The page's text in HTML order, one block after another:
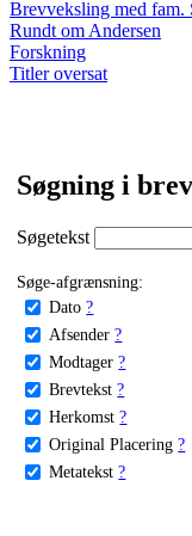
Brevveksling med fam.
Rundt om Andersen
Forskning
Titler oversat
Søgning i
Søgetekst
Søge-afgrænsning:
Dato ?
Afsender ?
Modtager ?
Brevtekst ?
Herkomst ?
Original Placering ?
Metatekst ?